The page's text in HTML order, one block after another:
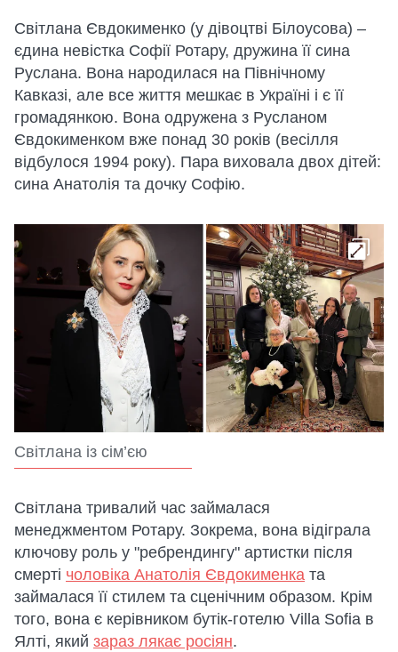
Світлана Євдокименко (у дівоцтві Білоусова) –
єдина невістка Софії Ротару, дружина її сина
Руслана. Вона народилася на Північному
Кавказі, але все життя мешкає в Україні і є її
громадянкою. Вона одружена з Русланом
Євдокименком вже понад 30 років (весілля
відбулося 1994 року). Пара виховала двох дітей:
сина Анатолія та дочку Софію.
Світлана із сім’єю
Світлана тривалий час займалася
менеджментом Ротару. Зокрема, вона відіграла
ключову роль у "ребрендингу" артистки після
смерті чоловіка Анатолія Євдокименка та
займалася її стилем та сценічним образом. Крім
того, вона є керівником бутік-готелю Villa Sofia в
Ялті, який зараз лякає росіян.